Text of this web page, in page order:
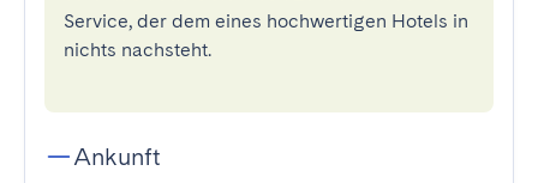
Service, der dem eines hochwertigen Hotels in
nichts nachsteht.
Ankunft